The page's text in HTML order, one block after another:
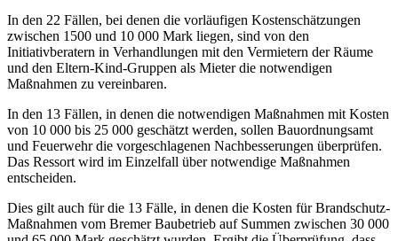
In den 22 Fällen, bei denen die vorläufigen Kostenschätzungen
zwischen 1500 und 10 000 Mark liegen, sind von den
Initiativberatern in Verhandlungen mit den Vermietern der Räume
und den Eltern-Kind-Gruppen als Mieter die notwendigen
Maßnahmen zu vereinbaren.
In den 13 Fällen, in denen die notwendigen Maßnahmen mit Kosten
von 10 000 bis 25 000 geschätzt werden, sollen Bauordnungsamt
und Feuerwehr die vorgeschlagenen Nachbesserungen überprüfen.
Das Ressort wird im Einzelfall über notwendige Maßnahmen
entscheiden.
Dies gilt auch für die 13 Fälle, in denen die Kosten für Brandschutz-
Maßnahmen vom Bremer Baubetrieb auf Summen zwischen 30 000